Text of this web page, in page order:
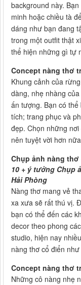
background này.
minh hoặc chiều tà
dáng như bạn đang
trong một outfit thật
thể hiện những gì tự
Concept nàng thơ
Khung cảnh của
dàng, nhẹ nhàng
ấn tượng. Bạn có
tích; trang phục và
đẹp. Chọn những
nên tuyệt vời hơn
Chụp ảnh nàng thơ
10 + ý tưởng Chụp
Hải Phòng
Nàng thơ mang vẻ
xa xưa sẽ rất thú vị.
bạn có thể đến các
decor theo phong
studio, hiện nay
nàng thơ cổ điển như
Concept nàng thơ
Những cô nàng nhẹ